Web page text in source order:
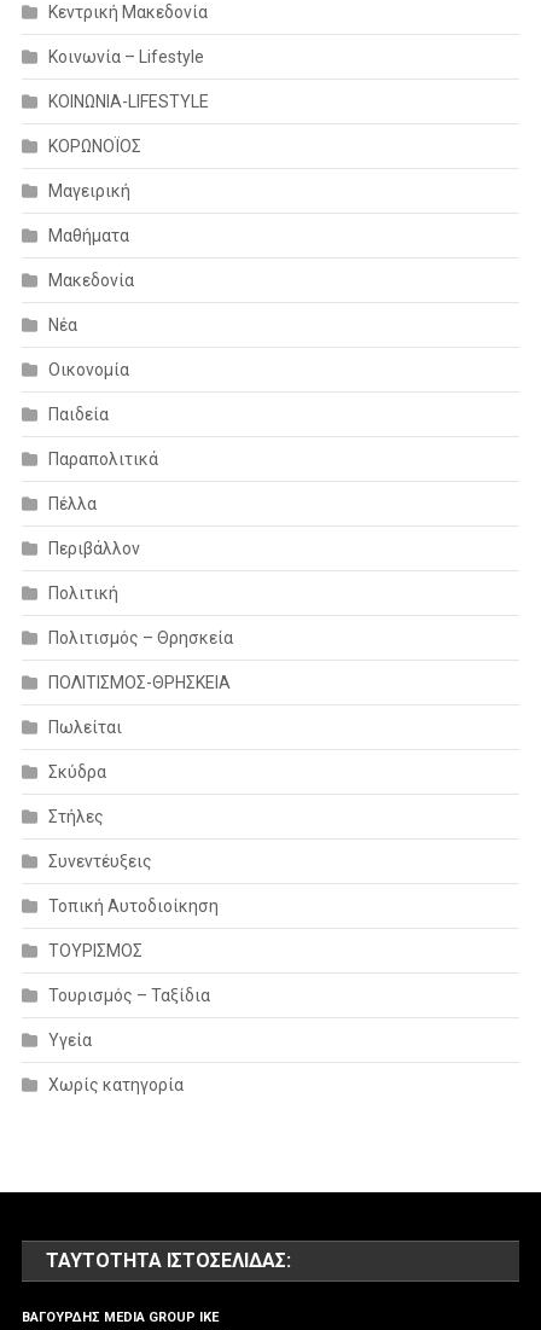
Κεντρική Μακεδονία
Κοινωνία – Lifestyle
ΚΟΙΝΩΝΙΑ-LIFESTYLE
ΚΟΡΩΝΟΪΟΣ
Μαγειρική
Μαθήματα
Μακεδονία
Νέα
Οικονομία
Παιδεία
Παραπολιτικά
Πέλλα
Περιβάλλον
Πολιτική
Πολιτισμός – Θρησκεία
ΠΟΛΙΤΙΣΜΟΣ-ΘΡΗΣΚΕΙΑ
Πωλείται
Σκύδρα
Στήλες
Συνεντέυξεις
Τοπική Αυτοδιοίκηση
ΤΟΥΡΙΣΜΟΣ
Τουρισμός – Ταξίδια
Υγεία
Χωρίς κατηγορία
ΤΑΥΤΌΤΗΤΑ ΙΣΤΟΣΕΛΊΔΑΣ:
ΒΑΓΟΥΡΔΗΣ MEDIA GROUP IKE